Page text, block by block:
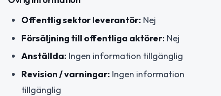
Offentlig sektor leverantör: Nej
Försäljning till offentliga aktörer: Nej
Anställda: Ingen information tillgänglig
Revision / varningar: Ingen information
tillgänglig